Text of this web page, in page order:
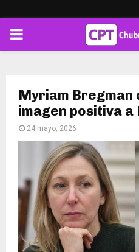
PRIMARY
Myriam Bregman
imagen positiva
24 mayo, 2026